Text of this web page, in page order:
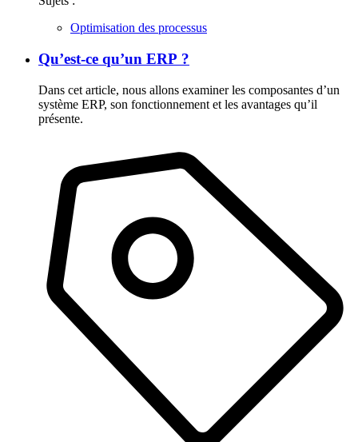
Optimisation des processus
Qu’est-ce qu’un ERP ?
Dans cet article, nous allons examiner les composantes d’un
système ERP, son fonctionnement et les avantages qu’il
présente.